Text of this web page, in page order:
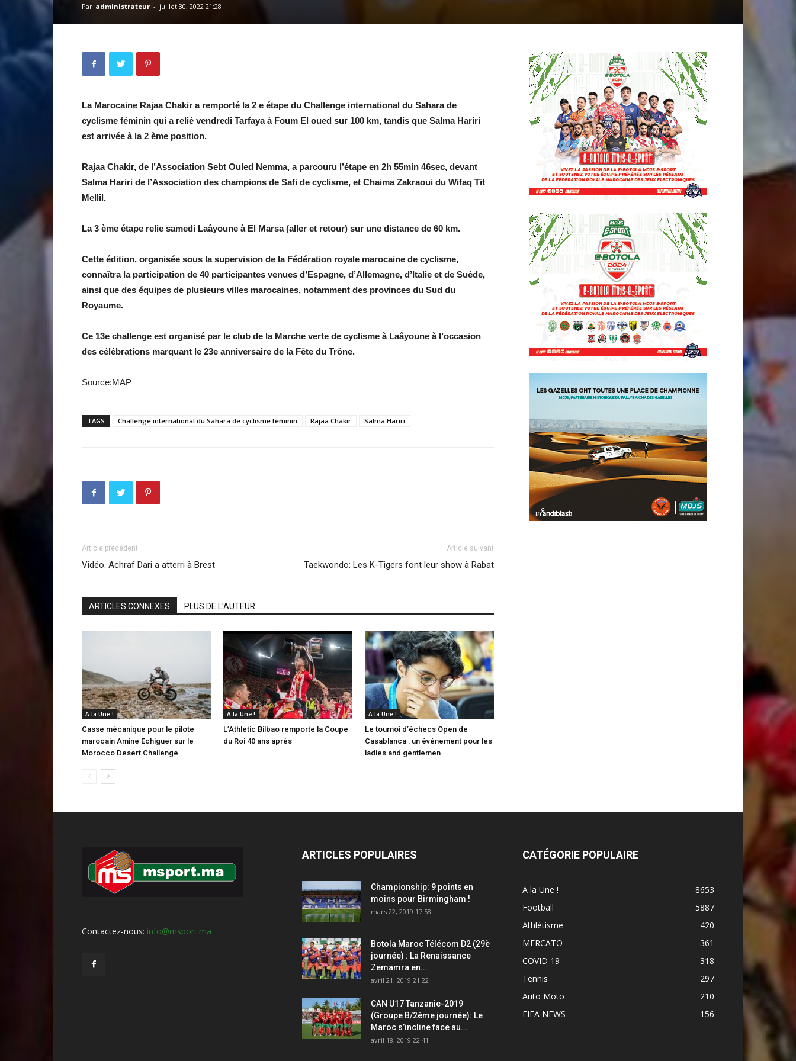
Par administrateur - juillet 30, 2022 21:28
La Marocaine Rajaa Chakir a remporté la 2 e étape du Challenge international du Sahara de
cyclisme féminin qui a relié vendredi Tarfaya à Foum El oued sur 100 km, tandis que Salma Hariri
est arrivée à la 2 ème position.
Rajaa Chakir, de l’Association Sebt Ouled Nemma, a parcouru l’étape en 2h 55min 46sec, devant
Salma Hariri de l’Association des champions de Safi de cyclisme, et Chaima Zakraoui du Wifaq Tit
Mellil.
La 3 ème étape relie samedi Laâyoune à El Marsa (aller et retour) sur une distance de 60 km.
Cette édition, organisée sous la supervision de la Fédération royale marocaine de cyclisme,
connaîtra la participation de 40 participantes venues d’Espagne, d’Allemagne, d’Italie et de Suède,
ainsi que des équipes de plusieurs villes marocaines, notamment des provinces du Sud du
Royaume.
Ce 13e challenge est organisé par le club de la Marche verte de cyclisme à Laâyoune à l’occasion
des célébrations marquant le 23e anniversaire de la Fête du Trône.
Source:MAP
TAGS Challenge international du Sahara de cyclisme féminin Rajaa Chakir Salma Hariri
Article précédent
Vidéo. Achraf Dari a atterri à Brest
Article suivant
Taekwondo: Les K-Tigers font leur show à Rabat
ARTICLES CONNEXES PLUS DE L'AUTEUR
A la Une !
Casse mécanique pour le pilote
marocain Amine Echiguer sur le
Morocco Desert Challenge
A la Une !
L’Athletic Bilbao remporte la Coupe
du Roi 40 ans après
A la Une !
Le tournoi d’échecs Open de
Casablanca : un événement pour les
ladies and gentlemen
Contactez-nous: info@msport.ma
ARTICLES POPULAIRES
Championship: 9 points en
moins pour Birmingham !
mars 22, 2019 17:58
Botola Maroc Télécom D2 (29è
journée) : La Renaissance
Zemamra en...
avril 21, 2019 21:22
CAN U17 Tanzanie-2019
(Groupe B/2ème journée): Le
Maroc s’incline face au...
avril 18, 2019 22:41
CATÉGORIE POPULAIRE
A la Une !
8653
Football
5887
Athlétisme
420
MERCATO
361
COVID 19
318
Tennis
297
Auto Moto
210
FIFA NEWS
156